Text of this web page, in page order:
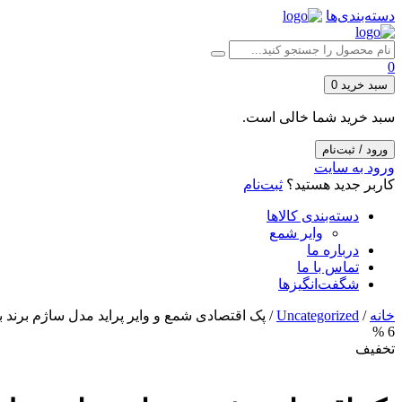
دسته‌بندی‌ها
0
سبد خرید 0
سبد خرید شما خالی است.
ورود / ثبت‌نام
ورود به سایت
کاربر جدید هستید؟ ثبت‌نام
دسته‌بندی کالاها
وایر شمع
درباره ما
تماس با ما
شگفت‌انگیزها
خانه /
Uncategorized/ پک اقتصادی شمع و وایر پراید مدل ساژم
6 %
تخفیف